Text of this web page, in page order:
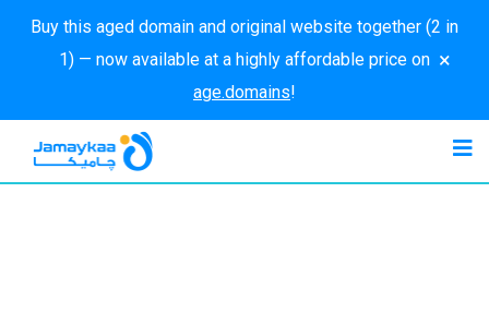
Buy this aged domain and original website together (2 in
1) — now available at a highly affordable price on
age.domains!
×